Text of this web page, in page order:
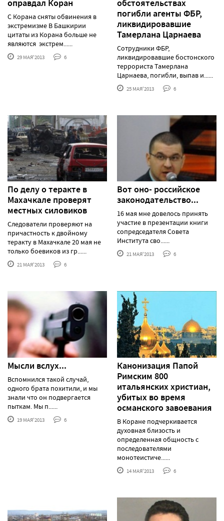
оправдал Коран
С Корана сняты обвинения в
экстремизме В Башкирии
цитаты из Корана больше не
являются экстрем......
29 МАЯ'2013 6
обстоятельствах
погибли агенты ФБР,
ликвидировавшие
Тамерлана Царнаева
Сотрудники ФБР,
ликвидировавшие бостонского
террориста Тамерлана
Царнаева, погибли, выпав и......
25 МАЯ'2013 6
По делу о теракте в
Махачкале проверят
местных силовиков
Следователи проверяют на
причастность к двойному
теракту в Махачкале 20 мая не
только боевиков из гр......
21 МАЯ'2013 6
Вот оно- российское
законодательство...
16 мая мне довелось принять
участие в презентации книги
сопредседателя Совета
Института сво......
21 МАЯ'2013 6
Мысли вслух...
Вспомнился такой случай,
одного брата похитили, и мы
знали что он подвергается
пыткам. Мы п......
19 МАЯ'2013 6
Канонизация Папой
Римским 800
итальянских христиан,
убитых во время
османского завоевания
В Коране подчеркивается
духовная близость и
определенная общность с
последователями
монотеистиче......
14 МАЯ'2013 6